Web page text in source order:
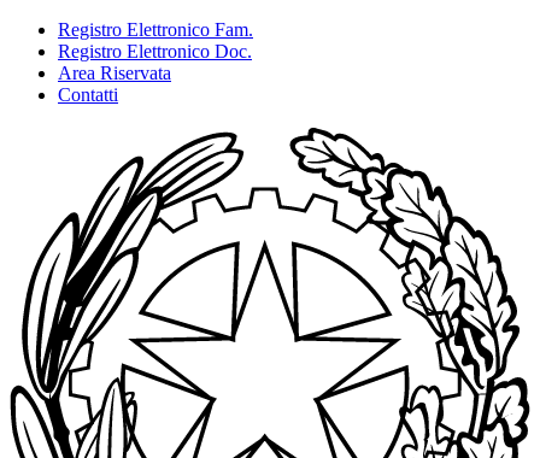
Registro Elettronico Fam.
Registro Elettronico Doc.
Area Riservata
Contatti